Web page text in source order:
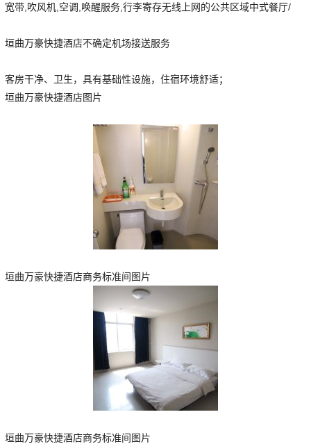
宽带,吹风机,空调,唤醒服务,行李寄存无线上网的公共区域中式餐厅/
垣曲万豪快捷酒店不确定机场接送服务
客房干净、卫生，具有基础性设施，住宿环境舒适；
垣曲万豪快捷酒店图片
垣曲万豪快捷酒店商务标准间图片
垣曲万豪快捷酒店商务标准间图片